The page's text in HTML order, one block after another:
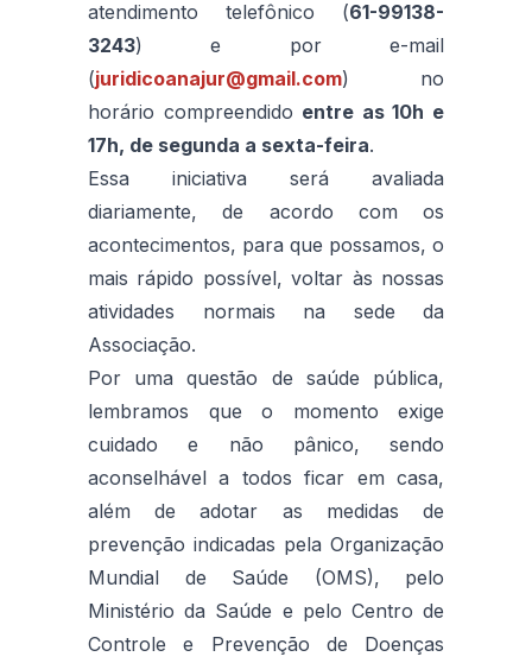
atendimento telefônico (61-99138-
3243) e por e-mail
(juridicoanajur@gmail.com) no
horário compreendido entre as 10h e
17h, de segunda a sexta-feira.
Essa iniciativa será avaliada
diariamente, de acordo com os
acontecimentos, para que possamos, o
mais rápido possível, voltar às nossas
atividades normais na sede da
Associação.
Por uma questão de saúde pública,
lembramos que o momento exige
cuidado e não pânico, sendo
aconselhável a todos ficar em casa,
além de adotar as medidas de
prevenção indicadas pela Organização
Mundial de Saúde (OMS), pelo
Ministério da Saúde e pelo Centro de
Controle e Prevenção de Doenças